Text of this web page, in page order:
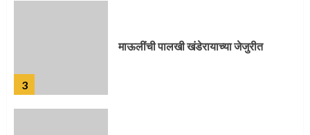
4
पालखी सोहळ्याने ओलांडला दिवे घाट